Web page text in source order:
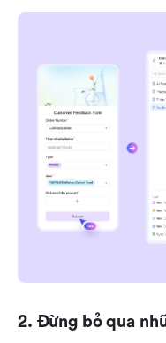
2. Đừng bỏ qua